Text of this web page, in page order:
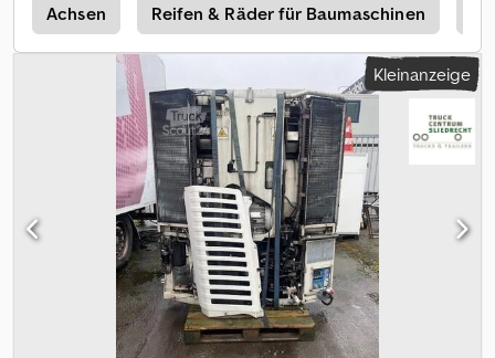
Achsen Reifen & Räder für Baumaschinen
Kleinanzeige